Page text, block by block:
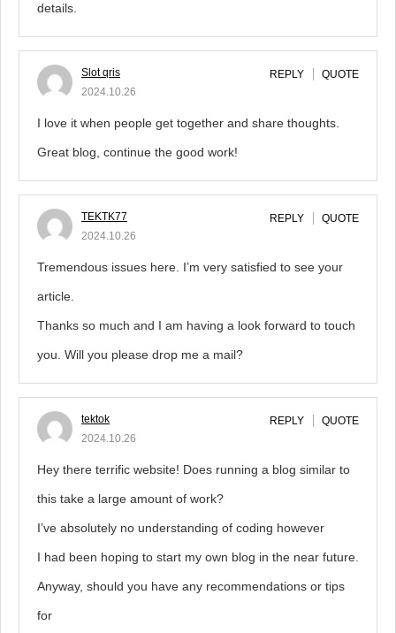
details.
Slot qris
2024.10.26
REPLY QUOTE
I love it when people get together and share thoughts.
Great blog, continue the good work!
TEKTK77
2024.10.26
REPLY QUOTE
Tremendous issues here. I’m very satisfied to see your
article.
Thanks so much and I am having a look forward to touch
you. Will you please drop me a mail?
tektok
2024.10.26
REPLY QUOTE
Hey there terrific website! Does running a blog similar to
this take a large amount of work?
I’ve absolutely no understanding of coding however
I had been hoping to start my own blog in the near future.
Anyway, should you have any recommendations or tips
for